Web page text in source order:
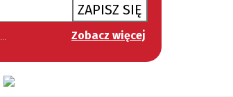
ZAPISZ SIĘ
Zobacz więcej